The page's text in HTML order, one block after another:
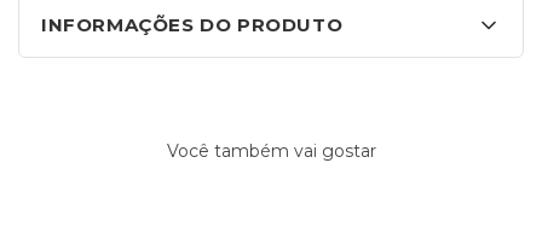
INFORMAÇÕES DO PRODUTO
Você também vai gostar